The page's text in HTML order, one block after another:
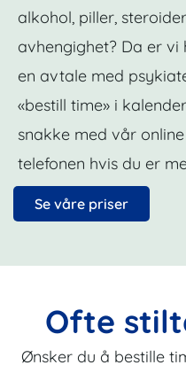
alkohol, piller,
avhengighet? Da er
en avtale med
«bestill time» i
snakke med vår
telefonen hvis du er
Se våre priser
Ofte
Ønsker du å bestille